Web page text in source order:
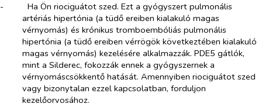
-​
Ha Ön riociguátot szed. Ezt a gyógyszert pulmonális
artériás hipertónia (a tüdő ereiben kialakuló magas
vérnyomás) és krónikus tromboembóliás pulmonális
hipertónia (a tüdő ereiben vérrögök következtében kialakuló
magas vérnyomás) kezelésére alkalmazzák. PDE5 gátlók,
mint a Silderec, fokozzák ennek a gyógyszernek a
vérnyomáscsökkentő hatását. Amennyiben riociguátot szed
vagy bizonytalan ezzel kapcsolatban, forduljon
kezelőorvosához.